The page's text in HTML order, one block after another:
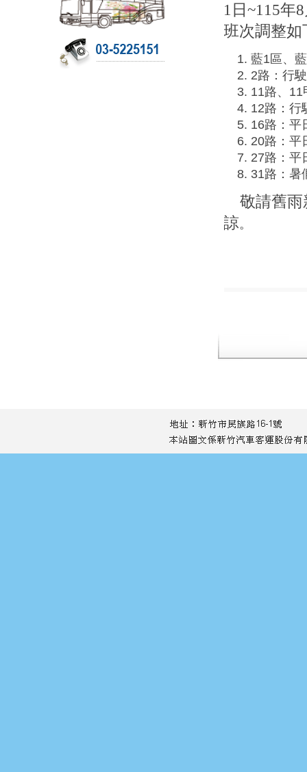
1日~115年
班次調整如
藍1區、
2路：行
11路、11
12路：行
16路：平
20路：平
27路：平
31路：暑
敬請舊雨
諒。